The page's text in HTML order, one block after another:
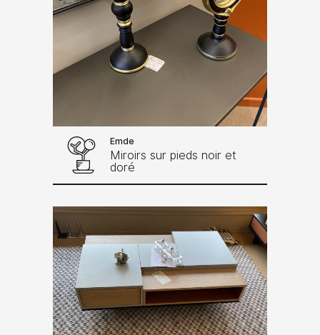
Emde
Miroirs sur pieds noir et
doré